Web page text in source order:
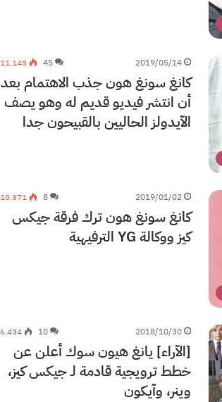
2019/05/14
45 11٬145
كانغ سونغ هون جذب الاهتمام بعد
أن انتشر فيديو قديم له وهو يصف
الآيدولز الحاليين بالقبيحون جدا
2019/01/02
8 10٬371
كانغ سونغ هون ترك فرقة جيكس
كيز ووكالة YG الترفيهية
2018/10/30
10 6٬434
[الآراء] يانغ هيون سوك أعلن عن
خطط ترويجية قادمة لـ جيكس كيز،
وينر، وآيكون